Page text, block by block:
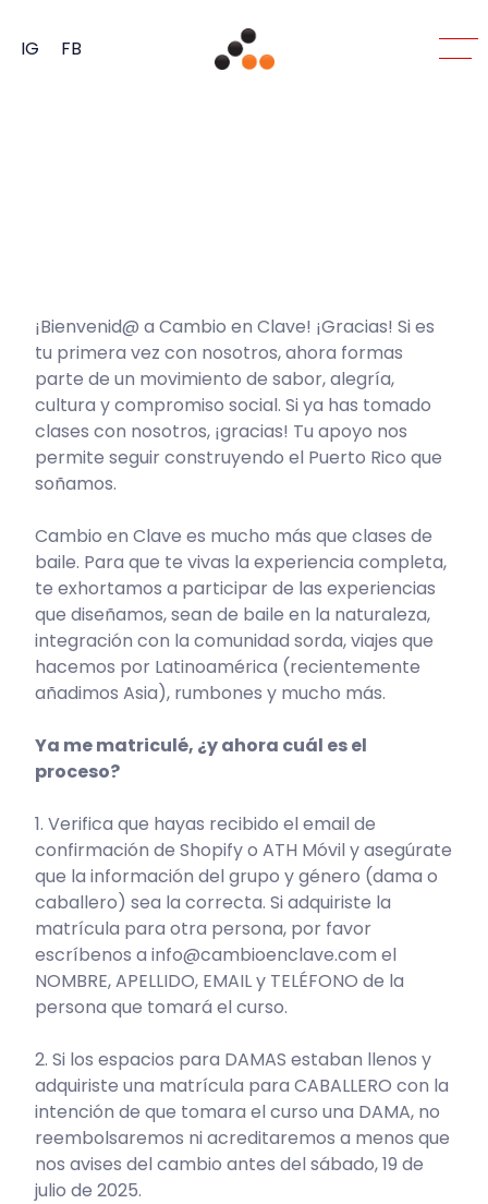
IG FB
¡Bienvenid@ a Cambio en Clave! ¡Gracias! Si es
tu primera vez con nosotros, ahora formas
parte de un movimiento de sabor, alegría,
cultura y compromiso social. Si ya has tomado
clases con nosotros, ¡gracias! Tu apoyo nos
permite seguir construyendo el Puerto Rico que
soñamos.
Cambio en Clave es mucho más que clases de
baile. Para que te vivas la experiencia completa,
te exhortamos a participar de las experiencias
que diseñamos, sean de baile en la naturaleza,
integración con la comunidad sorda, viajes que
hacemos por Latinoamérica (recientemente
añadimos Asia), rumbones y mucho más.
Ya me matriculé, ¿y ahora cuál es el
proceso?
1. Verifica que hayas recibido el email de
confirmación de Shopify o ATH Móvil y asegúrate
que la información del grupo y género (dama o
caballero) sea la correcta. Si adquiriste la
matrícula para otra persona, por favor
escríbenos a info@cambioenclave.com el
NOMBRE, APELLIDO, EMAIL y TELÉFONO de la
persona que tomará el curso.
2. Si los espacios para DAMAS estaban llenos y
adquiriste una matrícula para CABALLERO con la
intención de que tomara el curso una DAMA, no
reembolsaremos ni acreditaremos a menos que
nos avises del cambio antes del sábado, 19 de
julio de 2025.